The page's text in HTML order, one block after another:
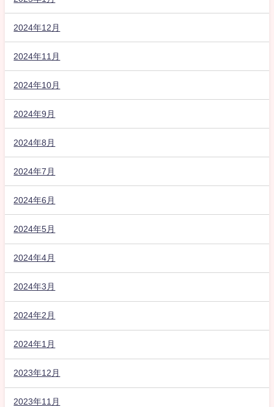
2024年12月
2024年11月
2024年10月
2024年9月
2024年8月
2024年7月
2024年6月
2024年5月
2024年4月
2024年3月
2024年2月
2024年1月
2023年12月
2023年11月